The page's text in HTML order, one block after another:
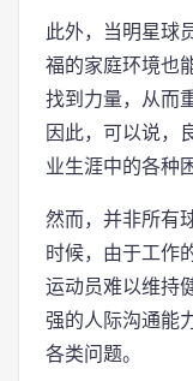
此外，当明星球
福的家庭环境也
找到力量，从而
因此，可以说，
业生涯中的各种
然而，并非所有
时候，由于工作
运动员难以维持
强的人际沟通能
各类问题。